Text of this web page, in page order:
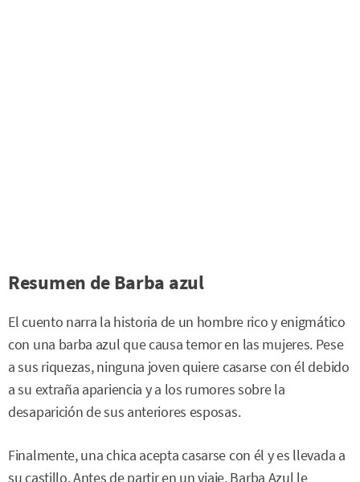
Resumen de Barba azul
El cuento narra la historia de un hombre rico y enigmático
con una barba azul que causa temor en las mujeres. Pese
a sus riquezas, ninguna joven quiere casarse con él debido
a su extraña apariencia y a los rumores sobre la
desaparición de sus anteriores esposas.
Finalmente, una chica acepta casarse con él y es llevada a
su castillo. Antes de partir en un viaje, Barba Azul le